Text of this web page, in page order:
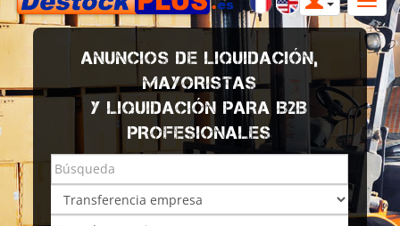
ANUNCIOS DE LIQUIDACIÓN,
MAYORISTAS
Y LIQUIDACIÓN PARA B2B
PROFESIONALES